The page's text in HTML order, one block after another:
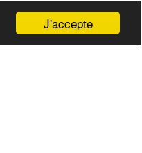
J'accepte